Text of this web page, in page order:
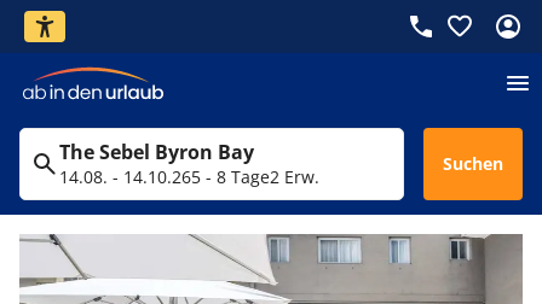
The Sebel Byron Bay
14.08. - 14.10.265 - 8 Tage2 Erw.
Suchen